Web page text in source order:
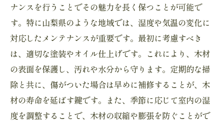
ナンスを行うことでその魅力を長く保つことが可能で
す。特に山梨県のような地域では、湿度や気温の変化に
対応したメンテナンスが重要です。最初に考慮すべき
は、適切な塗装やオイル仕上げです。これにより、木材
の表面を保護し、汚れや水分から守ります。定期的な掃
除と共に、傷がついた場合は早めに補修することが、木
材の寿命を延ばす鍵です。また、季節に応じて室内の湿
度を調整することで、木材の収縮や膨張を防ぐことがで